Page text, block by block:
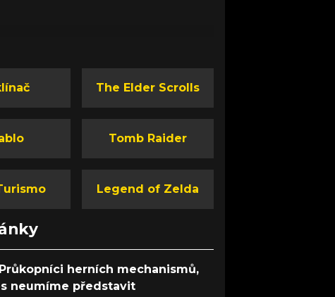
The Elder Scrolls
Tomb Raider
Legend of Zelda
herních mechanismů,
neumíme představit